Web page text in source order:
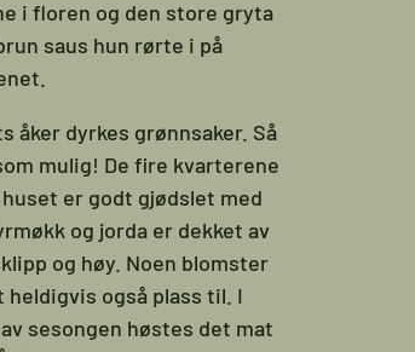
i floren og den store gryta
saus hun rørte i på
åker dyrkes grønnsaker. Så
mulig! De fire kvarterene
er godt gjødslet med
og jorda er dekket av
og høy. Noen blomster
heldigvis også plass til. I
sesongen høstes det mat